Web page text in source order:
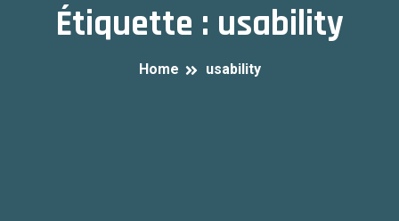
Étiquette : usability
Home usability